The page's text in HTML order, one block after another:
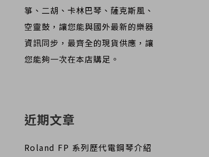
箏、二胡、卡林巴琴、薩克斯風、
空靈鼓，讓您能與國外最新的樂器
資訊同步，最齊全的現貨供應，讓
您能夠一次在本店購足。
近期文章
Roland FP 系列歷代電鋼琴介紹